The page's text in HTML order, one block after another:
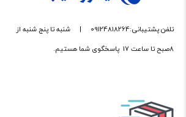
تلفن پشتیبانی:09124818264 |
شنبه تا پنج شنبه از
8صبح تا ساعت 17 پاسخگوی شما هستیم.